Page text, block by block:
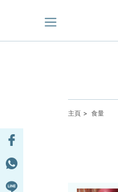
主頁 > 食量